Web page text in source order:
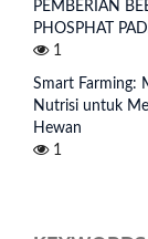
PEMBERIAN
PHOSPHAT
1
Smart Farming:
Nutrisi untuk
Hewan
1